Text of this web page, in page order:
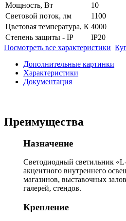
Мощность, Вт
10
Световой поток, лм
1100
Цветовая температура, К 4000
Степень защиты - IP
IP20
Посмотреть все характеристики
Дополнительные картинки
Характеристики
Документация
Преимущества
Назначение
Светодиодный светильник
акцентного внутреннего
магазинов, выставочных
галерей, стендов.
Крепление